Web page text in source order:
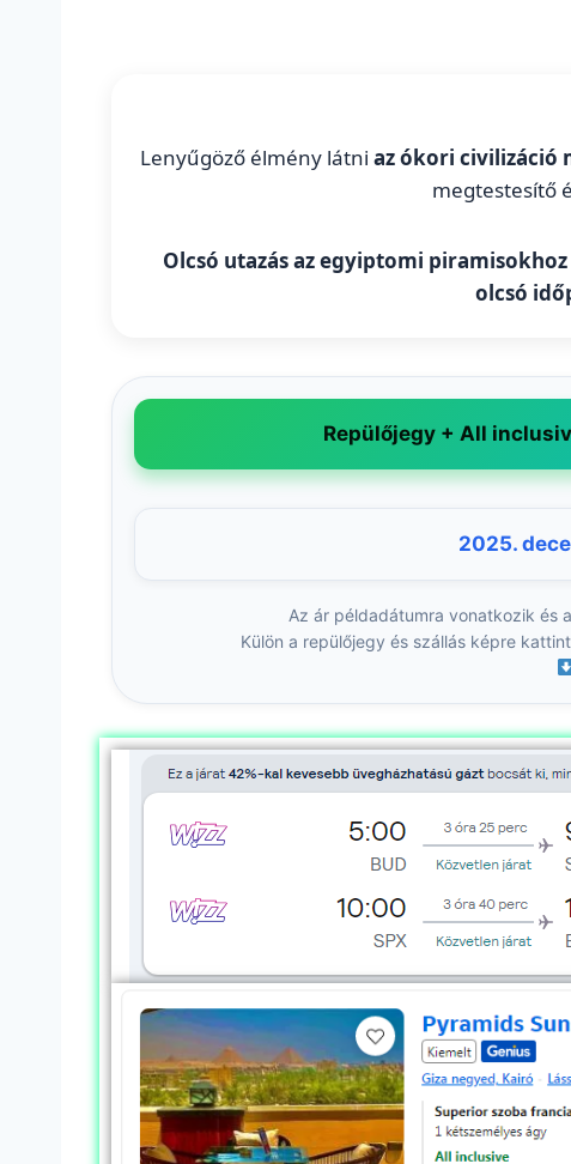
Lenyűgöző élmény látniaz ókori civilizáció
megtestesítő
Olcsó utazás az egyiptomi
olcsó
Repülőjegy + All
2025.
Az ár példadátumra vonatkozik és
Külön a repülőjegy és szállás képre